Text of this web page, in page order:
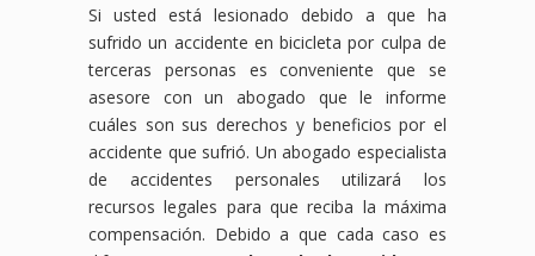
por
Contáctanos
hoy
mismo
para
una
gratuita
y
tu
caso.
hoy
mismo
para
una
gratuita
y
deja
hoy
para
una
consulta
gratuita
y
deja
que
ayudemos
a
luchará
recibas
el
apoyo
financiero
que
mereces,
obtengas
el
beneficio
posible.
Contáctanos
hoy
una
consulta
gratuita
mereces,
asegurándonos
que
tus
derechos
como
trabajador
protegidos
en
Si usted está lesionado debido a que ha
sufrido un accidente en bicicleta por culpa de
terceras personas es conveniente que se
asesore con un abogado que le informe
cuáles son sus derechos y beneficios por el
accidente que sufrió. Un abogado especialista
de accidentes personales utilizará los
recursos legales para que reciba la máxima
compensación. Debido a que cada caso es